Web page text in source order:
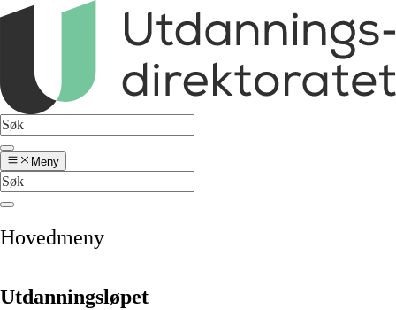
Meny
Hovedmeny
Utdanningsløpet